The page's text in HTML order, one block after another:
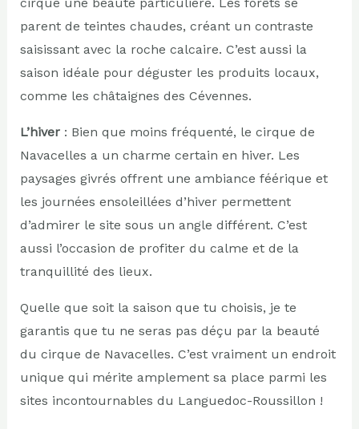
parent de teintes chaudes, créant un contraste
saisissant avec la roche calcaire. C’est aussi la
saison idéale pour déguster les produits locaux,
comme les châtaignes des Cévennes.
L’hiver: Bien que moins fréquenté, le cirque de
Navacelles a un charme certain en hiver. Les
paysages givrés offrent une ambiance féérique et
les journées ensoleillées d’hiver permettent
d’admirer le site sous un angle différent. C’est
aussi l’occasion de profiter du calme et de la
tranquillité des lieux.
Quelle que soit la saison que tu choisis, je te
garantis que tu ne seras pas déçu par la beauté
du cirque de Navacelles. C’est vraiment un endroit
unique qui mérite amplement sa place parmi les
sites incontournables du Languedoc-Roussillon !